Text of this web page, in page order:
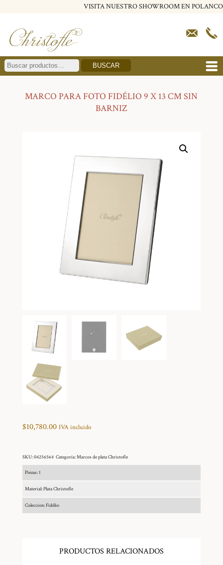
VISITA NUESTRO SHOWROOM EN POLANCO
BUSCAR
MARCO PARA FOTO FIDÉLIO 9 X 13 CM SIN
BARNIZ
$10,780.00 IVA incluido
SKU:04256564 Categoría:Marcos de plata Christofle
Piezas: 1
Material: Plata Christofle
Coleccion: Fidélio
PRODUCTOS RELACIONADOS